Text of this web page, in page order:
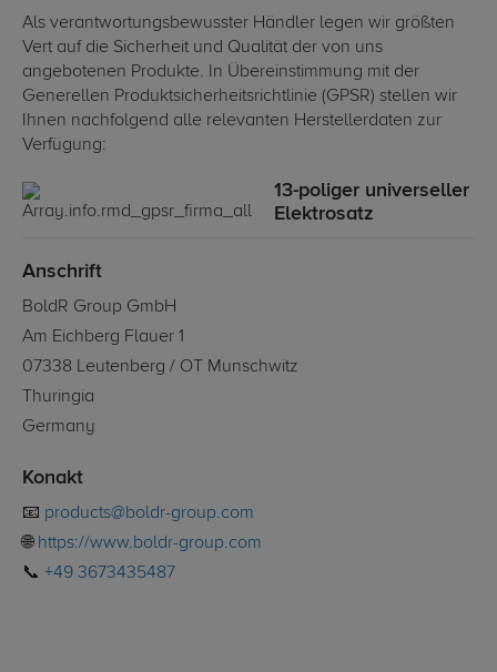
Als verantwortungsbewusster Händler legen wir größten
Vert auf die Sicherheit und Qualität der von uns
angebotenen Produkte. In Übereinstimmung mit der
Generellen Produktsicherheitsrichtlinie (GPSR) stellen wir
Ihnen nachfolgend alle relevanten Herstellerdaten zur
Verfügung:
13-poliger universeller
Elektrosatz
Anschrift
BoldR Group GmbH
Am Eichberg Flauer 1
07338 Leutenberg / OT Munschwitz
Thuringia
Germany
Konakt
📧 products@boldr-group.com
🌐 https://www.boldr-group.com
📞 +49 3673435487